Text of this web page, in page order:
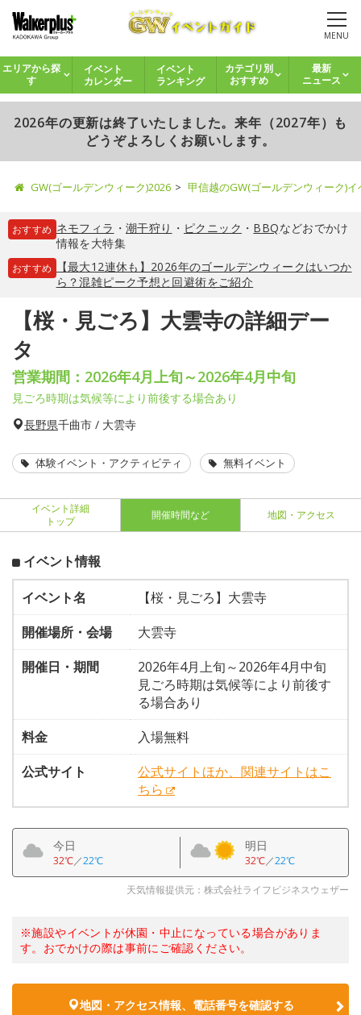
MENU
エリアから探
す
イベント
カレンダー
イベント
ランキング
カテゴリ別
おすすめ
最新
ニュース
2026年の更新は終了いたしました。来年（2027年）も
どうぞよろしくお願いします。
GW(ゴールデンウィーク)2026 甲信越のGW(ゴールデンウィーク)
おすすめ ネモフィラ ・ 潮干狩り ・ ピクニック ・ BBQなどおでかけ
情報を大特集
おすすめ
【最大12連休も】2026年のゴールデンウィークはいつか
ら？混雑ピーク予想と回避術をご紹介
【桜・見ごろ】大雲寺の詳細デー
タ
営業期間：2026年4月上旬～2026年4月中旬
見ごろ時期は気候等により前後する場合あり
長野県千曲市 / 大雲寺
体験イベント・アクティビティ 無料イベント
イベント詳細
トップ
開催時間など 地図・アクセス
イベント情報
イベント名
【桜・見ごろ】大雲寺
開催場所・会場
大雲寺
開催日・期間
2026年4月上旬～2026年4月中旬
見ごろ時期は気候等により前後す
る場合あり
料金
入場無料
公式サイト
公式サイトほか、関連サイトはこ
ちら
今日
32℃／22℃
明日
32℃／22℃
天気情報提供元：株式会社ライフビジネスウェザー
※施設やイベントが休園・中止になっている場合がありま
す。おでかけの際は事前にご確認ください。
地図・アクセス情報、電話番号を確認する